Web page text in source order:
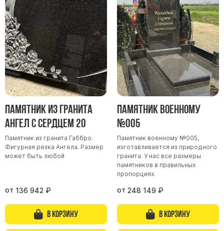
Памятник из гранита
Ангел с сердцем 20
Памятник из гранита Габбро.
Фигурная резка Ангела. Размер
может быть любой
от 136 942 ₽
В корзину
Памятник военному
№005
Памятник военному №005,
изготавливается из природного
гранита. У нас все размеры
памятников в правильных
пропорциях.
от 248 149 ₽
В корзину